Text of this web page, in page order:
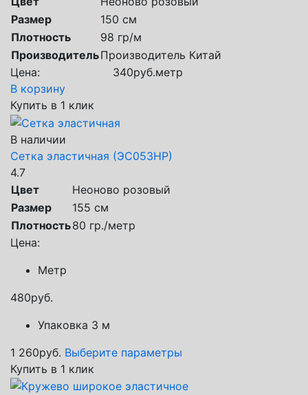
Размер
150 см
Плотность
98 гр/м
ПроизводительПроизводитель Китай
Цена:
340руб.метр
В корзину
Купить в 1 клик
В наличии
Сетка эластичная (ЭС053НР)
4.7
Цвет
Неоново розовый
Размер
155 см
Плотность80 гр./метр
Цена:
Метр
480руб.
Упаковка 3 м
1 260руб. Выберите параметры
Купить в 1 клик